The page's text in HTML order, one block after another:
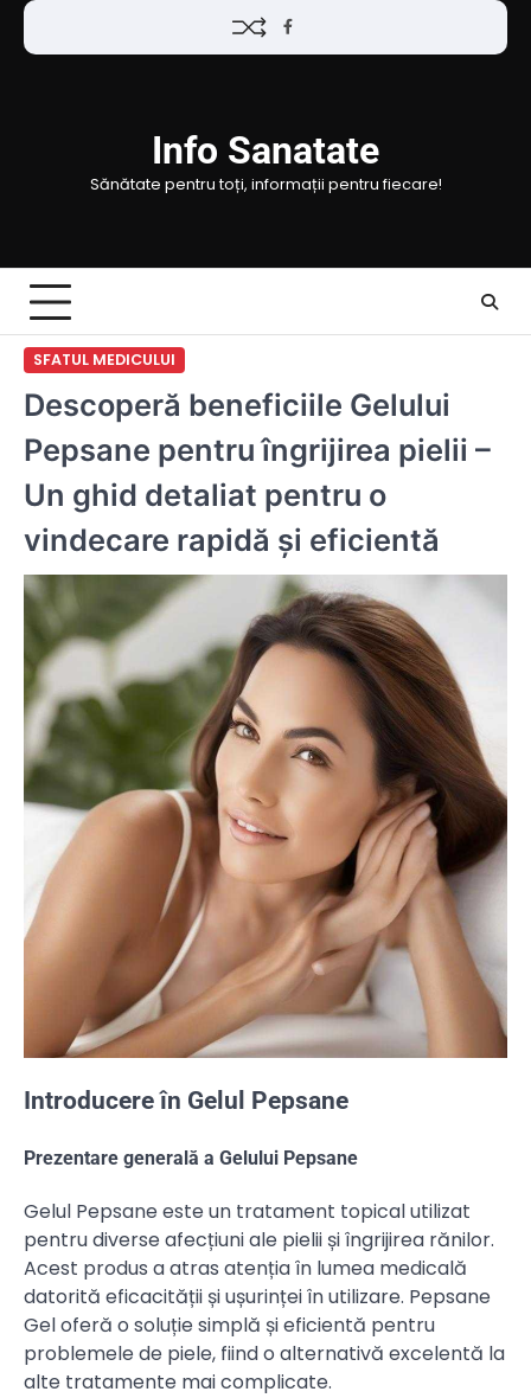
Skip
Facebook
Info Sanatate
Sănătate pentru toți, informații pentru fiecare!
SFATUL MEDICULUI
Descoperă beneficiile Gelului
Pepsane pentru îngrijirea pielii –
Un ghid detaliat pentru o
vindecare rapidă și eficientă
Introducere în Gelul Pepsane
Prezentare generală a Gelului Pepsane
Gelul Pepsane este un tratament topical utilizat
pentru diverse afecțiuni ale pielii și îngrijirea rănilor.
Acest produs a atras atenția în lumea medicală
datorită eficacității și ușurinței în utilizare. Pepsane
Gel oferă o soluție simplă și eficientă pentru
problemele de piele, fiind o alternativă excelentă la
alte tratamente mai complicate.